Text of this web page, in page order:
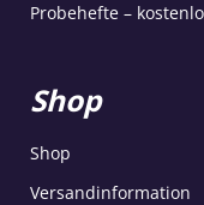
Probehefte –
Shop
Shop
Versandinformation